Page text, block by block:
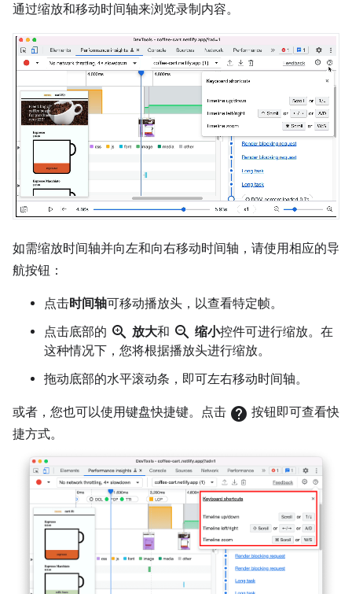
通过缩放和移动时间轴来浏览录制内容。
如需缩放时间轴并向左和向右移动时间轴，请使用相应的导
航按钮：
点击时间轴可移动播放头，以查看特定帧。
点击底部的 zoom_in 放大和 zoom_out 缩小控件可进行缩放。在
这种情况下，您将根据播放头进行缩放。
拖动底部的水平滚动条，即可左右移动时间轴。
或者，您也可以使用键盘快捷键。点击 help 按钮即可查看快
捷方式。